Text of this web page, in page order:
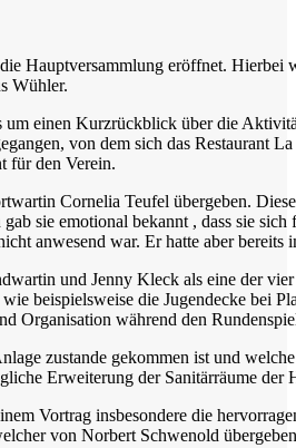
Hauptversammlung eröffnet. Hierbei
Wühler.
um einen Kurzrückblick über die
von dem sich das Restaurant
für den Verein.
Cornelia Teufel übergeben.
sie emotional bekannt , dass sie
anwesend war. Er hatte aber
und Jenny Kleck als eine der
beispielsweise die Jugendecke bei
Organisation während den
zustande gekommen ist und
Erweiterung der Sanitärräume der
Vortrag insbesondere die
von Norbert Schwenold